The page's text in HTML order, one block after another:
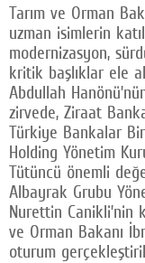
Tarım ve Orman
uzman isimlerin
modernizasyon,
kritik başlıklar ele
Abdullah
zirvede, Ziraat
Türkiye Bankalar
Holding Yönetim
Tütüncü önemli
Albayrak Grubu
Nurettin Canikli’nin
ve Orman Bakanı
oturum